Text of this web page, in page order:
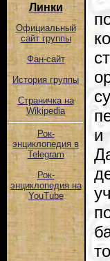
Линки
Официальный
сайт группы
Фан-сайт
История группы
Страничка на
Wikipedia
Рок-
энциклопедия в
Telegram
Рок-
энциклопедия на
YouTube
и